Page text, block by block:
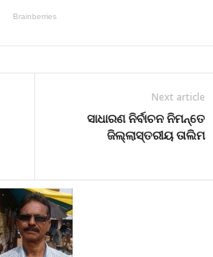
Next article
ସାଧାରଣ ନିର୍ବାଚନ ନିମନ୍ତେ
ଜିଲ୍ଲାସ୍ତରୀୟ ତାଲିମ